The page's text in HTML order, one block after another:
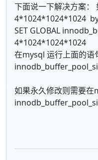
下面说一下解决方案：
4*1024*1024*1024
SET GLOBAL
4*1024*1024*1024
在mysql 运行上面的语
如果永久修改则需要